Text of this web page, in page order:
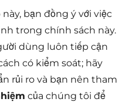
bạn đồng ý với việc
trong chính sách này.
dùng luôn tiếp cận
có kiểm soát; hãy
rủi ro và bạn nên tham
của chúng tôi để